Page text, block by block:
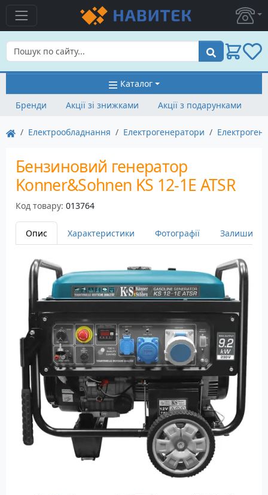
Пошук
Каталог
Бренди
Акції зі знижками Акції з подарунками
Електрообладнання Електрогенератори
Бензиновий генератор
Konner&Sohnen KS 12-1E ATSR
Код товару: 013764
Опис Характеристики Фотографії Залишити